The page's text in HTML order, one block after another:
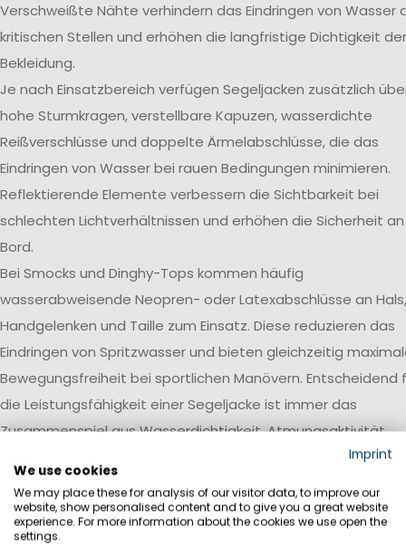
Verschweißte Nähte verhindern das Eindringen von Wasser
kritischen Stellen und erhöhen die langfristige Dichtigkeit der
Bekleidung.
Je nach Einsatzbereich verfügen Segeljacken zusätzlich
hohe Sturmkragen, verstellbare Kapuzen, wasserdichte
Reißverschlüsse und doppelte Ärmelabschlüsse, die das
Eindringen von Wasser bei rauen Bedingungen minimieren.
Reflektierende Elemente verbessern die Sichtbarkeit bei
schlechten Lichtverhältnissen und erhöhen die Sicherheit an
Bord.
Bei Smocks und Dinghy-Tops kommen häufig
wasserabweisende Neopren- oder Latexabschlüsse an Hals,
Handgelenken und Taille zum Einsatz. Diese reduzieren das
Eindringen von Spritzwasser und bieten gleichzeitig
Bewegungsfreiheit bei sportlichen Manövern. Entscheidend
die Leistungsfähigkeit einer Segeljacke ist immer das
Zusammenspiel aus Wasserdichtigkeit, Atmungsaktivität,
Robustheit und einer auf den jeweiligen Einsatzbereich
abgestimmten Ausstattung.
Wasserdichtigkeit
Imprint
We use cookies
We may place these for analysis of our visitor data, to improve our
website, show personalised content and to give you a great website
experience. For more information about the cookies we use open the
settings.